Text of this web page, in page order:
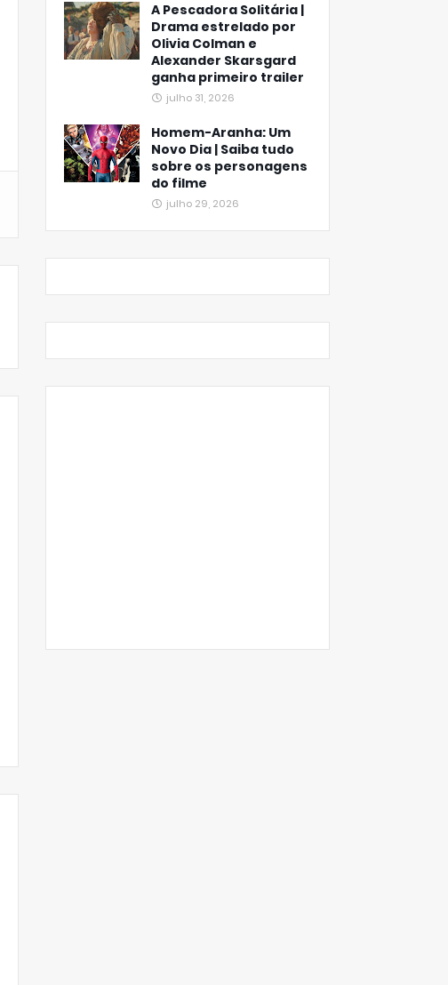
A Pescadora Solitária |
Drama estrelado por
Olivia Colman e
Alexander Skarsgard
ganha primeiro trailer
julho 31, 2026
Homem-Aranha: Um
Novo Dia | Saiba tudo
sobre os personagens
do filme
julho 29, 2026